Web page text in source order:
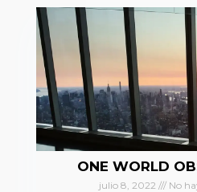
ONE WORLD
julio 8, 2022
No